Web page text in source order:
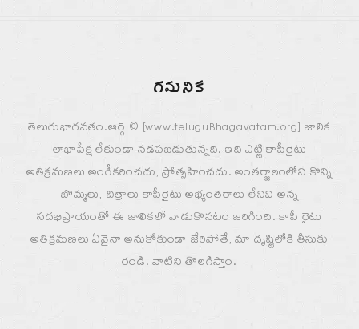
గమనిక
తెలుగుభాగవతం.ఆర్గ్ © [www.teluguBhagavatam.org] జాలిక
లాభాపేక్ష లేకుండా నడపబడుతున్నది. ఇది ఎట్టి కాపీరైటు
అతిక్రమణలు అంగీకరించదు, ప్రోత్సహించదు. అంతర్జాలంలోని కొన్ని
బొమ్మలు, చిత్రాలు కాపీరైటు అభ్యంతరాలు లేనివి అన్న
సదభిప్రాయంతో ఈ జాలికలో వాడుకొనటం జరిగింది. కాపీ రైటు
అతిక్రమణలు ఏవైనా అనుకోకుండా జేరిపోతే, మా దృష్టిలోకి తీసుకు
రండి. వాటిని తొలగిస్తాం.